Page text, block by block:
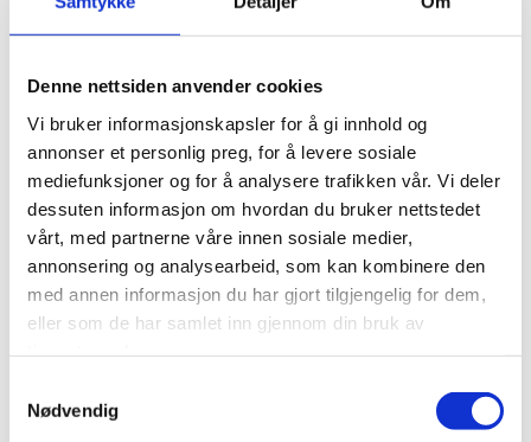
Denne nettsiden anvender cookies
Vi bruker informasjonskapsler for å gi innhold og
annonser et personlig preg, for å levere sosiale
mediefunksjoner og for å analysere trafikken vår. Vi deler
dessuten informasjon om hvordan du bruker nettstedet
vårt, med partnerne våre innen sosiale medier,
annonsering og analysearbeid, som kan kombinere den
med annen informasjon du har gjort tilgjengelig for dem,
eller som de har samlet inn gjennom din bruk av
Nødvendig